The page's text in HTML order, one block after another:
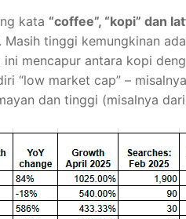
kata “coffee”, “kopi” dan
tinggi kemungkinan
mencapur antara kopi
“low market cap” –
dan tinggi (misalnya